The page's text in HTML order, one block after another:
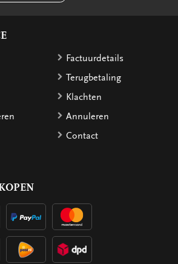
Factuurdetails
Terugbetaling
Klachten
Annuleren
Contact